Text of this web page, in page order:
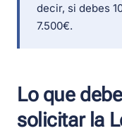
decir, si debes
7.500€.
Lo que
solicitar la